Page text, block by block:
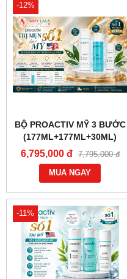
-12%
BỘ PROACTIV MỸ 3 BƯỚC
(177ML+177ML+30ML)
CHĂM SÓC DA MỤN -
0858193968 - 0944193968 -
AMYLALASHOP.COM
6,795,000 đ 7,795,000 đ
MUA NGAY
-11%